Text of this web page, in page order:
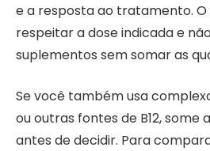
e a resposta ao tratamento.
respeitar a dose indicada e
suplementos sem somar as
Se você também usa
ou outras fontes de B12, some
antes de decidir. Para